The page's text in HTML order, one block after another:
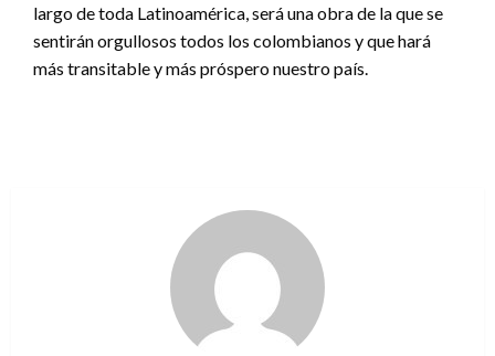
largo de toda Latinoamérica, será una obra de la que se
sentirán orgullosos todos los colombianos y que hará
más transitable y más próspero nuestro país.